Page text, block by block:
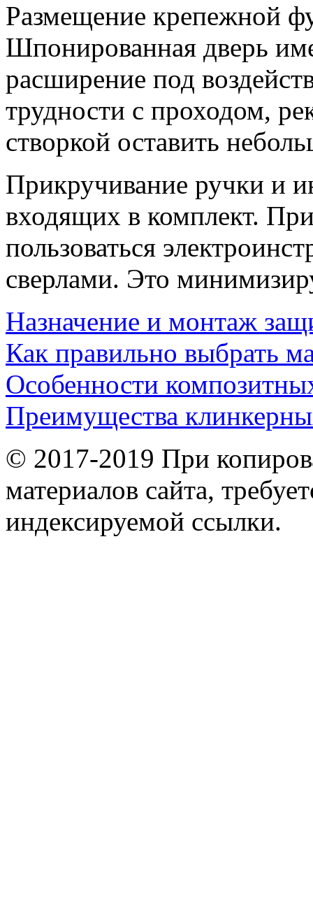
Размещение крепежной
Шпонированная дверь
расширение под
трудности с проходом,
створкой оставить
Прикручивание ручки и
входящих в комплект.
пользоваться
сверлами. Это
Назначение и монтаж
Как правильно выбрать
Особенности
Преимущества
© 2017-2019 При
материалов сайта,
индексируемой ссылки.